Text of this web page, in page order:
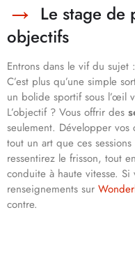
Le stage
objectifs
Entrons dans le vif du sujet
C’est plus qu’une simple
un bolide sportif sous l’œil
L’objectif ? Vous offrir des
seulement. Développer vos
tout un art que ces
ressentirez le frisson, tout
conduite à haute vitesse.
renseignements sur
contre.